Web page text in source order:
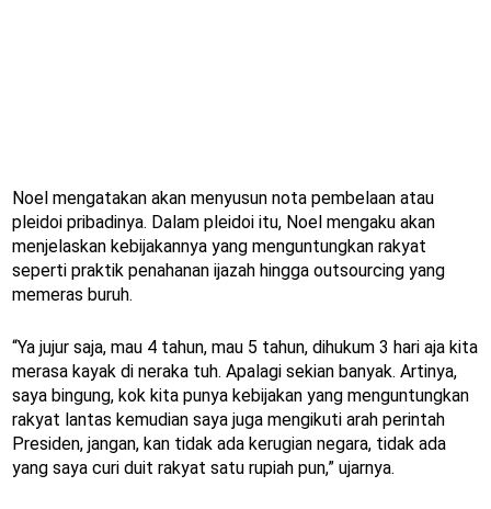
Noel mengatakan akan menyusun nota pembelaan atau
pleidoi pribadinya. Dalam pleidoi itu, Noel mengaku akan
menjelaskan kebijakannya yang menguntungkan rakyat
seperti praktik penahanan ijazah hingga outsourcing yang
memeras buruh.
“Ya jujur saja, mau 4 tahun, mau 5 tahun, dihukum 3 hari aja kita
merasa kayak di neraka tuh. Apalagi sekian banyak. Artinya,
saya bingung, kok kita punya kebijakan yang menguntungkan
rakyat lantas kemudian saya juga mengikuti arah perintah
Presiden, jangan, kan tidak ada kerugian negara, tidak ada
yang saya curi duit rakyat satu rupiah pun,” ujarnya.